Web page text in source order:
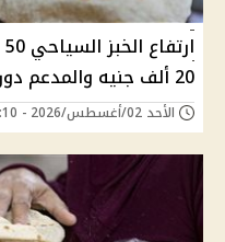
20 ألف جنيه والمدعم دون تغيير
الأحد 02/أغسطس/2026 - 01:10 م